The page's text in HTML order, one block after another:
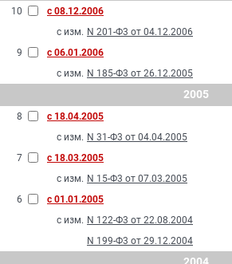
10
с 08.12.2006
с изм. N 201-Ф3 от 04.12.2006
9
с 06.01.2006
с изм. N 185-Ф3 от 26.12.2005
2005
8
с 18.04.2005
с изм. N 31-Ф3 от 04.04.2005
7
с 18.03.2005
с изм. N 15-Ф3 от 07.03.2005
6
с 01.01.2005
с изм. N 122-Ф3 от 22.08.2004
N 199-Ф3 от 29.12.2004